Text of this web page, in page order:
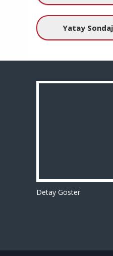
Yatay
Detay Göster